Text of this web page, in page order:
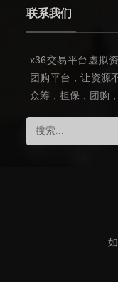
联系我们
x36交易平台虚拟
团购平台，让资源
众筹，担保，团购